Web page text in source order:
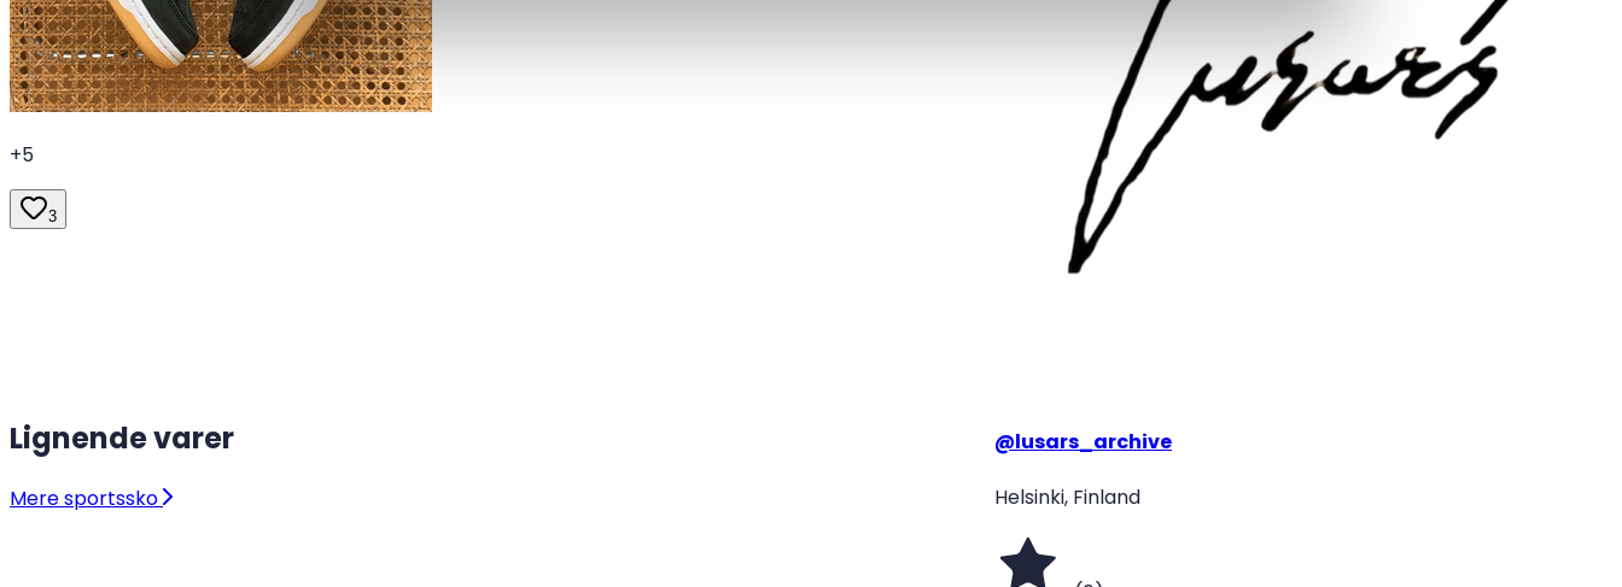
+5
3
Lignende varer
Mere sportssko
@lusars_archive
Helsinki, Finland